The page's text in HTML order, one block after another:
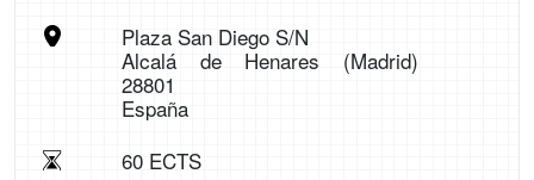
Plaza San Diego S/N
Alcalá de Henares (Madrid)
28801
España
60 ECTS